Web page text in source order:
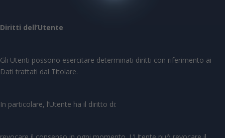
Diritti dell’Utente
Gli Utenti possono esercitare determinati diritti con riferimento ai
Dati trattati dal Titolare.
In particolare, l’Utente ha il diritto di: